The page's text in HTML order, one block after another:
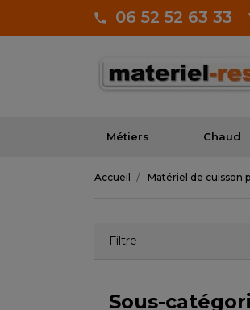
06 52 52 63 33
Métiers Chaud
Accueil Matériel de cuisson
Filtre
Sous-